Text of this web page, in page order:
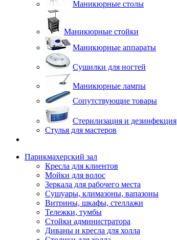
Маникюрные столы
Маникюрные стойки
Маникюрные аппараты
Сушилки для ногтей
Маникюрные лампы
Сопутствующие товары
Стерилизация и дезинфекция
Стулья для мастеров
Парикмахерский зал
Кресла для клиентов
Мойки для волос
Зеркала для рабочего места
Сушуары, климазоны, вапазоны
Витрины, шкафы, стеллажи
Тележки, тумбы
Стойки администратора
Диваны и кресла для холла